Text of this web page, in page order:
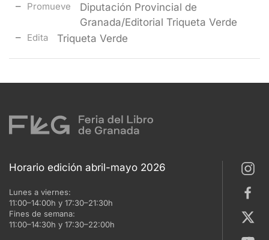
Promueve
Diputación Provincial de
Granada/Editorial Triqueta Verde
Edita Triqueta Verde
Horario edición abril-mayo 2026
Lunes a viernes:
11:00–14:00h y 17:30–21:30h
Fines de semana:
11:00–14:30h y 17:30–22:00h